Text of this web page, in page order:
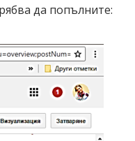
да попълните: